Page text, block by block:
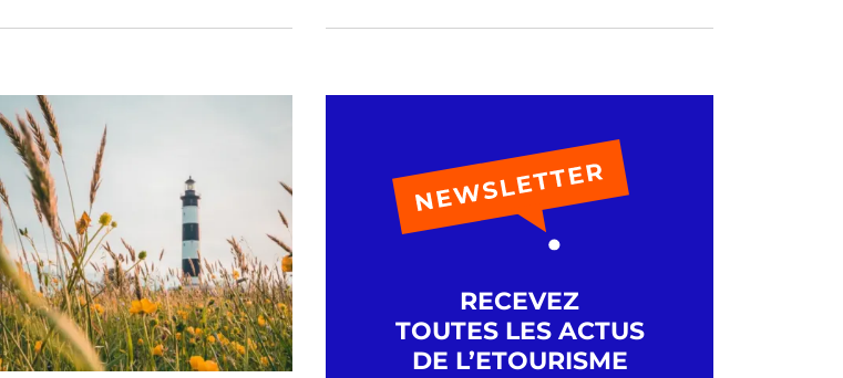
RECEVEZ
TOUTES LES ACTUS
DE L’ETOURISME